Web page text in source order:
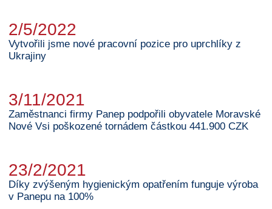
2/5/2022
Vytvořili jsme nové pracovní pozice pro uprchlíky z
Ukrajiny
3/11/2021
Zaměstnanci firmy Panep podpořili obyvatele Moravské
Nové Vsi poškozené tornádem částkou 441.900 CZK
23/2/2021
Díky zvýšeným hygienickým opatřením funguje výroba
v Panepu na 100%